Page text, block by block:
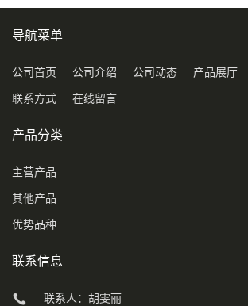
导航菜单
公司首页 公司介绍 公司动态 产品展厅
联系方式 在线留言
产品分类
主营产品
其他产品
优势品种
联系信息
联系人：胡雯丽